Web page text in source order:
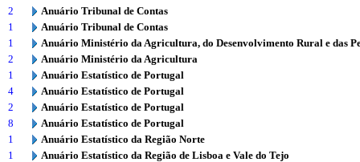
2
Anuário Tribunal de Contas
1
Anuário Tribunal de Contas
1
Anuário Ministério da Agricultura, do Desenvolvimento Rural e das
2
Anuário Ministério da Agricultura
1
Anuário Estatístico de Portugal
4
Anuário Estatístico de Portugal
2
Anuário Estatístico de Portugal
8
Anuário Estatístico de Portugal
1
Anuário Estatístico da Região Norte
1
Anuário Estatístico da Região de Lisboa e Vale do Tejo